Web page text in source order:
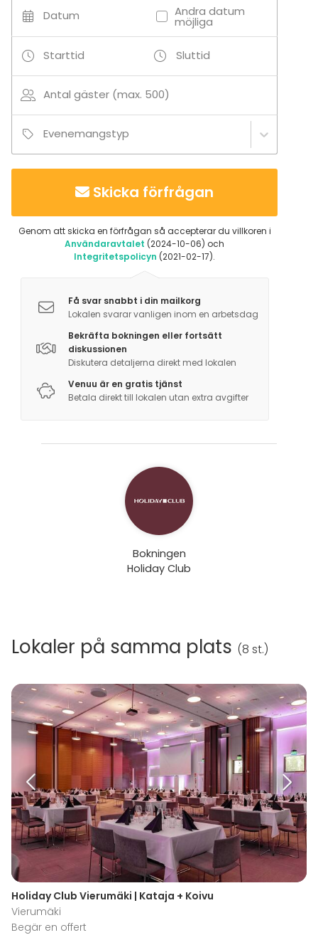
Konferenscenter
Aktiviteter
Bowling
Utomhusaktiviteter
Simning
Mobiili-induktiosilmukkajärjestelmä on saatavilla
Tilläggsuppgifter om aktiviteter
Joulukuussa 2024 avautuneessa elämyskylpylässä
on mukava rentoutua kokouspäivän päätteeksi.
Datum Andra datum
möjliga
Starttid Sluttid
Antal gäster (max. 500)
Evenemangstyp
Skicka förfrågan
Genom att skicka en förfrågan så accepterar du villkoren i
Användaravtalet (2024-10-06) och
Integritetspolicyn (2021-02-17).
Få svar snabbt i din mailkorg
Lokalen svarar vanligen inom en arbetsdag
Bekräfta bokningen eller fortsätt
diskussionen
Diskutera detaljerna direkt med lokalen
Venuu är en gratis tjänst
Betala direkt till lokalen utan extra avgifter
Bokningen
Holiday Club
Lokaler på samma plats (8 st.)
Holiday Club Vierumäki | Kataja + Koivu
Vierumäki
Begär en offert